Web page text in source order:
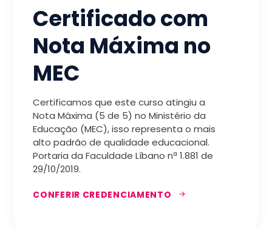
Certificado com
Nota Máxima no
MEC
Certificamos que este curso atingiu a
Nota Máxima (5 de 5) no Ministério da
Educação (MEC), isso representa o mais
alto padrão de qualidade educacional.
Portaria da Faculdade Líbano nª 1.881 de
29/10/2019.
CONFERIR CREDENCIAMENTO